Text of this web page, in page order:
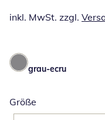
inkl. MwSt. zzgl.
grau-ecru
Größe